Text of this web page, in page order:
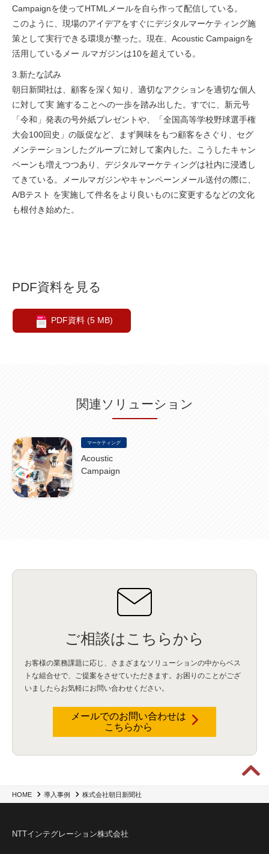
HOME 導入事例 株式会社朝日新聞社
Campaignを使ってHTMLメールを自ら作って配信している。
このように、現場のアイデアをすぐにデジタルマーケティング施
策として実行できる環境が整った。現在、Acoustic Campaignを
活用しているメー ルマガジンは10を超えている。
3.新たな試み
朝日新聞社は、顧客を深く知り、適切なアクションを適切な個人
に対して実 施することへの一歩を踏み出した。すでに、新元号
「令和」発表の号外紙プレゼントや、「全国高等学校野球選手権
大会100回史」の販促など、まず興味をもつ顧客をさぐり、セグ
メンテーションしたグループに対して案内した。こうしたキャン
ペーンも増えつつあり、デジタルマーケティングは社内に浸透し
てきている。メールマガジンやキャンペーンメール送付の際に、
A/Bテスト を実施して件名をより良いものに変更するなどの文化
も根付き始めた。
PDF資料を見る
PDF資料 (5 MB)
関連ソリューション
マーケティング
Acoustic
Campaign
ご相談はこちらから
お客様の業務課題に応じ、さまざまなソリューションの中からベス
トな組合せで、
ご提案をさせていただきます。お困りのことがござ
いましたらお気軽にお問い合わせください。
メールでのお問い合わせは
こちらから
NTTインテグレーション株式会社